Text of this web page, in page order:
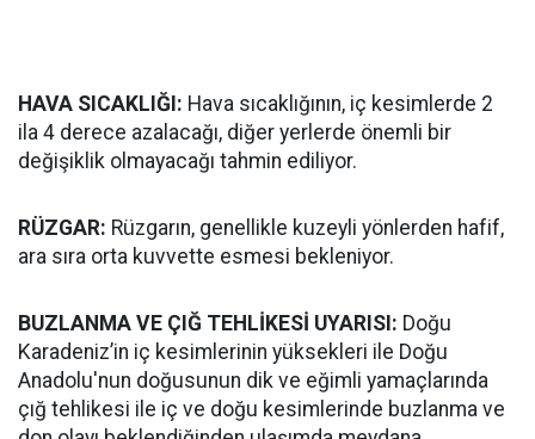
HAVA SICAKLIĞI: Hava sıcaklığının, iç kesimlerde 2
ila 4 derece azalacağı, diğer yerlerde önemli bir
değişiklik olmayacağı tahmin ediliyor.
RÜZGAR: Rüzgarın, genellikle kuzeyli yönlerden hafif,
ara sıra orta kuvvette esmesi bekleniyor.
BUZLANMA VE ÇIĞ TEHLİKESİ UYARISI: Doğu
Karadeniz’in iç kesimlerinin yüksekleri ile Doğu
Anadolu'nun doğusunun dik ve eğimli yamaçlarında
çığ tehlikesi ile iç ve doğu kesimlerinde buzlanma ve